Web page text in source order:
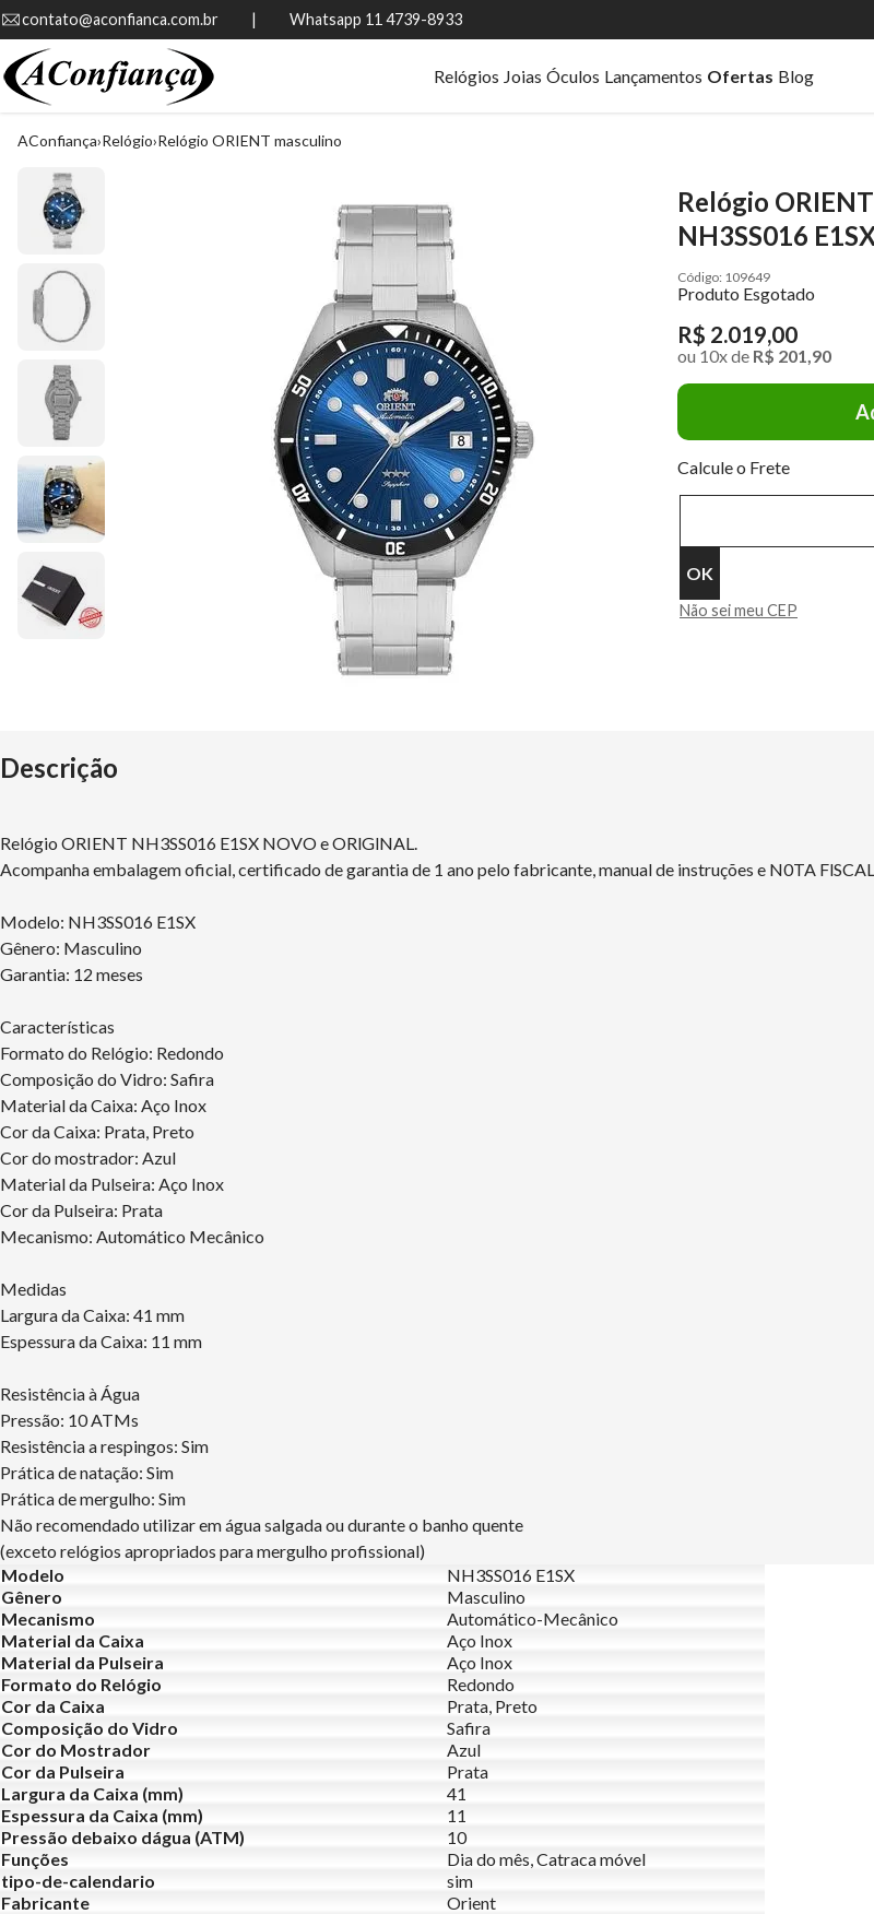
contato@aconfianca.com.br          |          Whatsapp 11 4739-8933
Relógios Joias Óculos Lançamentos Ofertas Blog
AConfiança Relógio Relógio ORIENT masculino
Relógio
NH3SS016
109649
Produto Esgotado
R$ 2.019,00
ou 10xde R$ 201,90
Calcule o Frete
Não sei meu CEP
Descrição
Relógio ORIENT NH3SS016 E1SX NOVO e ORlGlNAL.
Acompanha embalagem oficial, certificado de garantia de 1 ano pelo fabricante, manual de instruções e N0TA
Modelo: NH3SS016 E1SX
Gênero: Masculino
Garantia: 12 meses
Características
Formato do Relógio: Redondo
Composição do Vidro: Safira
Material da Caixa: Aço Inox
Cor da Caixa: Prata, Preto
Cor do mostrador: Azul
Material da Pulseira: Aço Inox
Cor da Pulseira: Prata
Mecanismo: Automático Mecânico
Medidas
Largura da Caixa: 41 mm
Espessura da Caixa: 11 mm
Resistência à Água
Pressão: 10 ATMs
Resistência a respingos: Sim
Prática de natação: Sim
Prática de mergulho: Sim
Não recomendado utilizar em água salgada ou durante o banho quente
(exceto relógios apropriados para mergulho profissional)
Modelo
NH3SS016 E1SX
Gênero
Masculino
Mecanismo
Automático-Mecânico
Material da Caixa
Aço Inox
Material da Pulseira
Aço Inox
Formato do Relógio
Redondo
Cor da Caixa
Prata, Preto
Composição do Vidro
Safira
Cor do Mostrador
Azul
Cor da Pulseira
Prata
Largura da Caixa (mm)
41
Espessura da Caixa (mm)
11
Pressão debaixo dágua (ATM)
10
Funções
Dia do mês, Catraca móvel
tipo-de-calendario
sim
Fabricante
Orient